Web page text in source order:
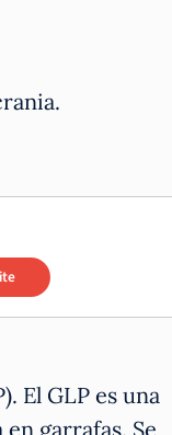
El GLP es una
garrafas. Se